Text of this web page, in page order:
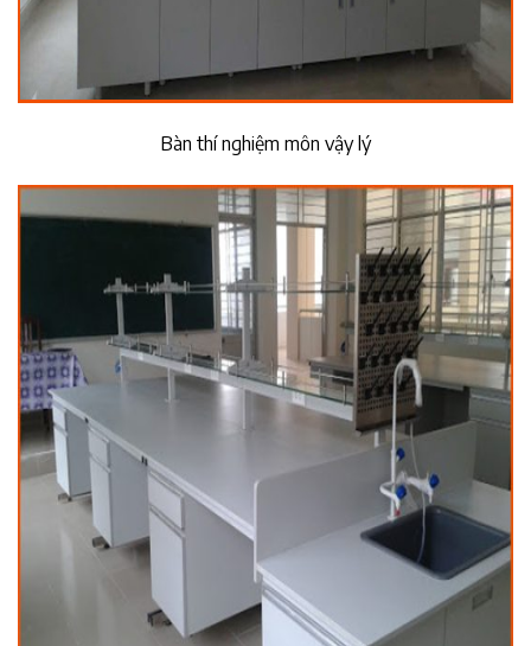
Bàn thí nghiệm môn vậy lý